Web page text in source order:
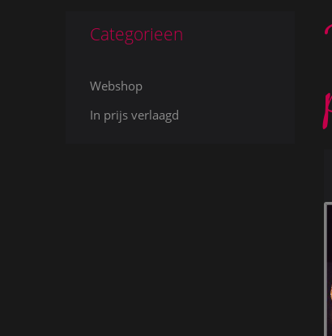
Categorieen
Webshop
In prijs verlaagd